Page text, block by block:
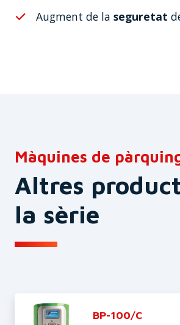
Augment de la seguretat
Màquines de
Altres
la sèrie
BP-100/C